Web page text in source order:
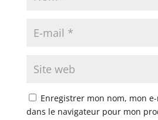
Enregistrer mon nom, mon
dans le navigateur pour mon